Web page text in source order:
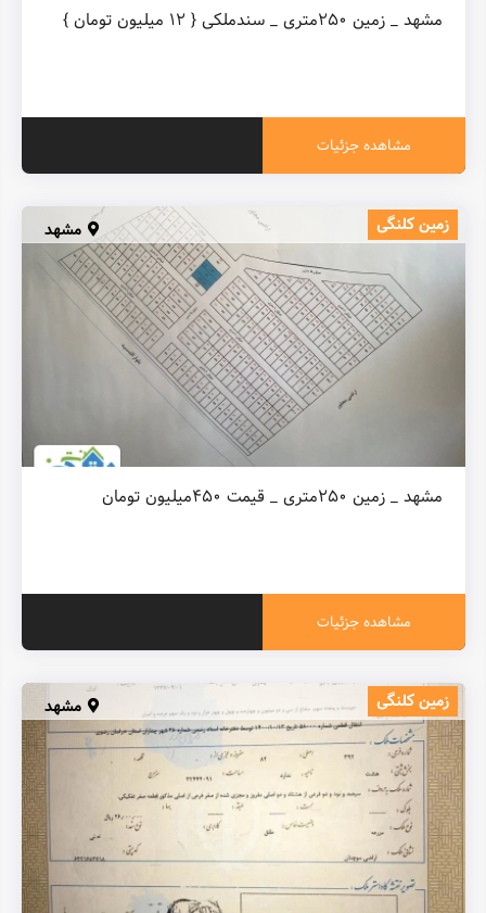
مشاهده جزئیات
زمین کلنگی مشهد
مشهد _ زمین ۲۵۰متری _ قیمت ۴۵۰میلیون تومان
مشاهده جزئیات
زمین کلنگی مشهد